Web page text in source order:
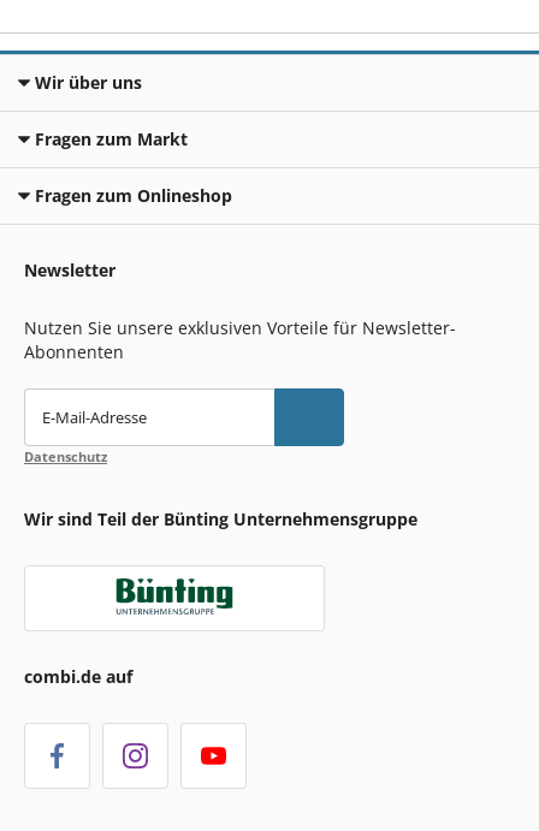
Wir über uns
Fragen zum Markt
Fragen zum Onlineshop
Newsletter
Nutzen Sie unsere exklusiven Vorteile für Newsletter-
Abonnenten
E-Mail-Adresse
Datenschutz
Wir sind Teil der Bünting Unternehmensgruppe
combi.de auf